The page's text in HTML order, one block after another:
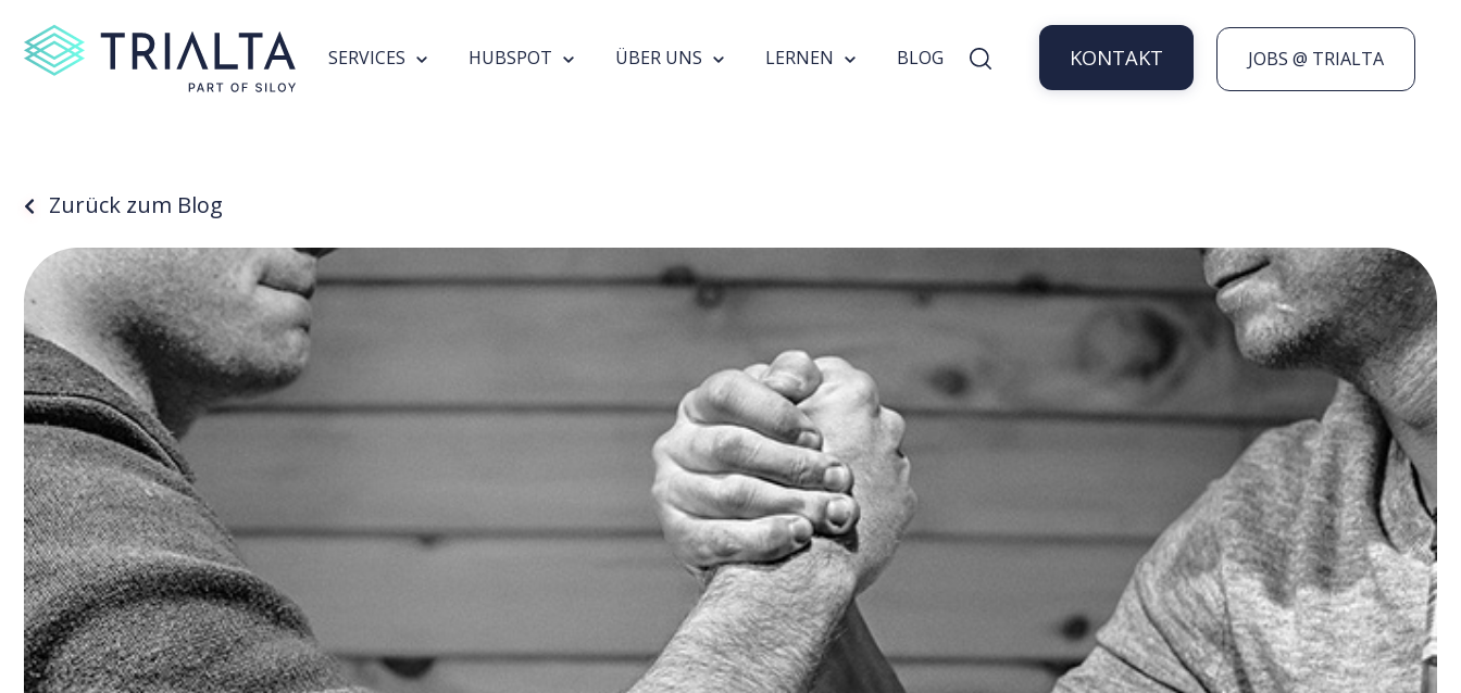
SERVICES HUBSPOT ÜBER UNS LERNEN BLOG KONTAKT JOBS @ TRIALTA
Zurück zum Blog